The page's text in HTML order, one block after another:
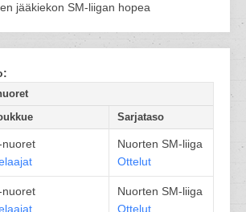
jääkiekon SM-liigan hopea
Sarjataso
nuoret
Nuorten SM-liiga
Ottelut
nuoret
Nuorten SM-liiga
Ottelut